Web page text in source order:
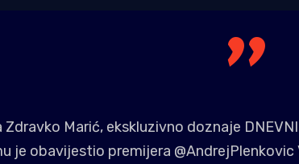
Marić, ekskluzivno doznaje
je obavijestio premijera @AndrejPlenkovic